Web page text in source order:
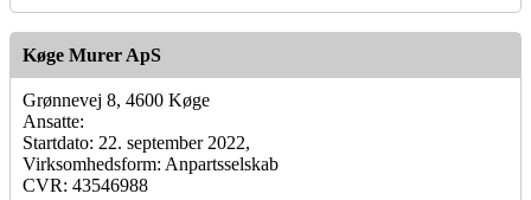
Køge Murer ApS
Grønnevej 8, 4600 Køge
Ansatte:
Startdato: 22. september 2022,
Virksomhedsform: Anpartsselskab
CVR: 43546988